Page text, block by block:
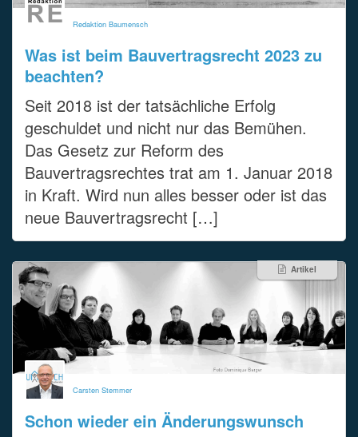
Redaktion Baumensch
Was ist beim Bauvertragsrecht 2023 zu
beachten?
Seit 2018 ist der tatsächliche Erfolg
geschuldet und nicht nur das Bemühen.
Das Gesetz zur Reform des
Bauvertragsrechtes trat am 1. Januar 2018
in Kraft. Wird nun alles besser oder ist das
neue Bauvertragsrecht […]
Artikel
Carsten Stemmer
Schon wieder ein Änderungswunsch